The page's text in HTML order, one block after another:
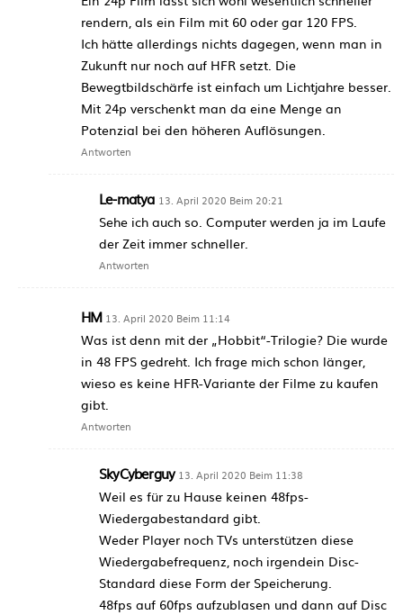
rendern, als ein Film mit 60 oder gar 120 FPS.
Ich hätte allerdings nichts dagegen, wenn man in
Zukunft nur noch auf HFR setzt. Die
Bewegtbildschärfe ist einfach um Lichtjahre besser.
Mit 24p verschenkt man da eine Menge an
Potenzial bei den höheren Auflösungen.
Antworten
Le-matya 13. April 2020 Beim 20:21
Sehe ich auch so. Computer werden ja im Laufe
der Zeit immer schneller.
Antworten
HM 13. April 2020 Beim 11:14
Was ist denn mit der „Hobbit“-Trilogie? Die wurde
in 48 FPS gedreht. Ich frage mich schon länger,
wieso es keine HFR-Variante der Filme zu kaufen
gibt.
Antworten
SkyCyberguy 13. April 2020 Beim 11:38
Weil es für zu Hause keinen 48fps-
Wiedergabestandard gibt.
Weder Player noch TVs unterstützen diese
Wiedergabefrequenz, noch irgendein Disc-
Standard diese Form der Speicherung.
48fps auf 60fps aufzublasen und dann auf Disc